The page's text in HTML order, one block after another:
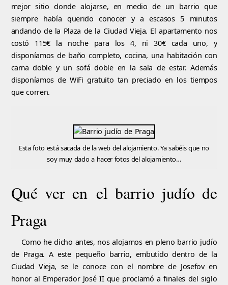
mejor sitio donde alojarse, en medio de un barrio que
siempre había querido conocer y a escasos 5 minutos
andando de la Plaza de la Ciudad Vieja. El apartamento nos
costó 115€ la noche para los 4, ni 30€ cada uno, y
disponíamos de baño completo, cocina, una habitación con
cama doble y un sofá doble en la sala de estar. Además
disponíamos de WiFi gratuito tan preciado en los tiempos
que corren.
Esta foto está sacada de la web del alojamiento. Ya sabéis que no
soy muy dado a hacer fotos del alojamiento…
Qué ver en el barrio judío de
Praga
Como he dicho antes, nos alojamos en pleno barrio judío
de Praga. A este pequeño barrio, embutido dentro de la
Ciudad Vieja, se le conoce con el nombre de Josefov en
honor al Emperador José II que proclamó a finales del siglo